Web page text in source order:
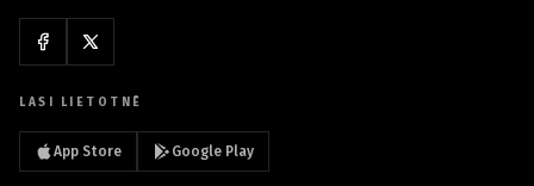
LASI LIETOTNĒ
App Store Google Play